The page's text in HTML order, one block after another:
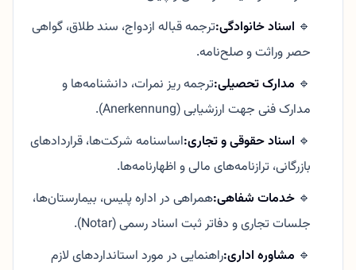
🔹 اسناد خانوادگی:ترجمه قباله ازدواج، سند طلاق، گواهی
حصر وراثت و صلح‌نامه.
🔹 مدارک تحصیلی:ترجمه ریز نمرات، دانشنامه‌ها و
مدارک فنی جهت ارزشیابی (Anerkennung).
🔹 اسناد حقوقی و تجاری:اساسنامه شرکت‌ها، قراردادهای
بازرگانی، ترازنامه‌های مالی و اظهارنامه‌ها.
🔹 خدمات شفاهی:همراهی در اداره پلیس، بیمارستان‌ها،
جلسات تجاری و دفاتر ثبت اسناد رسمی (Notar).
🔹 مشاوره اداری:راهنمایی در مورد استانداردهای لازم